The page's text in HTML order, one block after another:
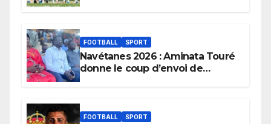
FOOTBALL SPORT
Navétanes 2026 : Aminata Touré
donne le coup d’envoi de
apaisées.
FOOTBALL SPORT